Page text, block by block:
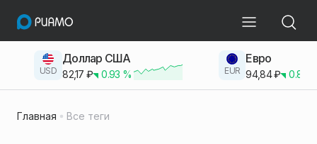
USD
Доллар США
82,17 ₽ 0.93 % EUR
Евро
94,84₽ 0.83
Главная Все теги